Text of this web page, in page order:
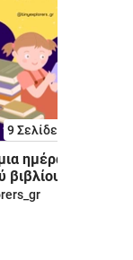
9Σελίδες
ημέρα
βιβλίου!